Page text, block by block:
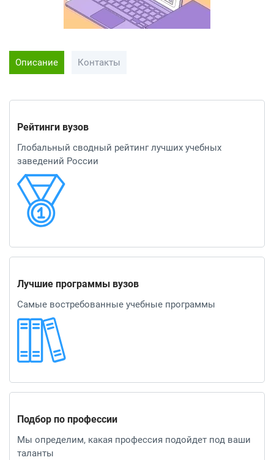
Описание Контакты
Рейтинги вузов
Глобальный сводный рейтинг лучших учебных
заведений России
Лучшие программы вузов
Самые востребованные учебные программы
Подбор по профессии
Мы определим, какая профессия подойдет под ваши
таланты